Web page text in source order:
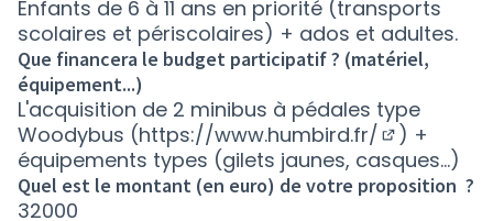
Enfants de 6 à 11 ans en priorité (transports
scolaires et périscolaires) + ados et adultes.
Que financera le budget participatif ? (matériel,
équipement...)
L'acquisition de 2 minibus à pédales type
Woodybus (https://www.humbird.fr/
(Nouvelle
) +
équipements types (gilets jaunes, casques...)
Quel est le montant (en euro) de votre proposition ?
32000